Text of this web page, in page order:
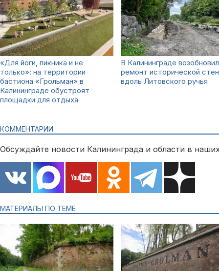
«Для йоги, пикника и не
только»: на территории
бастиона «Грольман» в
Калининграде обустроят
площадки для отдыха
В Калининграде
ремонт исторической
вдоль Литовского ручья
КОММЕНТАРИИ
Обсуждайте новости Калининграда и области в
МАТЕРИАЛЫ ПО ТЕМЕ